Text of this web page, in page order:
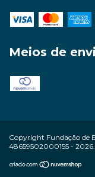
Meios de
Copyright Fundação de
48659502000155 - 2026.